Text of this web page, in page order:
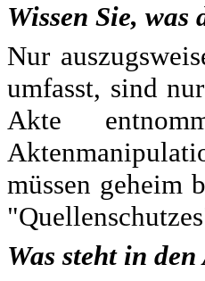
Wissen Sie, was
Nur
umfasst, sind
Akte
müssen geheim
Was steht in